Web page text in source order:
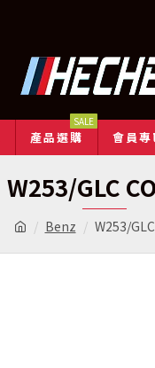
產品選購
SALE
會員專
Benz W253/
W253/GLC